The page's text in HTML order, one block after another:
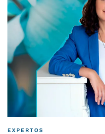
EXPERTOS